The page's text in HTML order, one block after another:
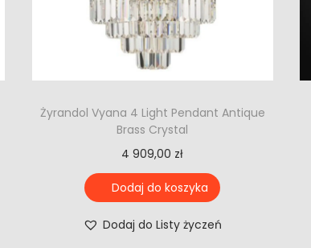
Żyrandol Vyana 4 Light Pendant Antique
Brass Crystal
4 909,00 zł
Dodaj do koszyka
Dodaj do Listy życzeń